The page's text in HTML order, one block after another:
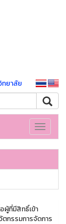
ทยาลัย
Toggle
ผู้ที่มีสิทธิ์เข้า
กรรมการจัดการ